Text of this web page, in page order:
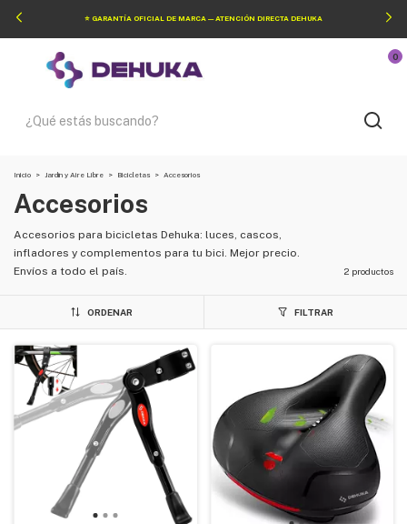
⭐ GARANTÍA OFICIAL DE MARCA — ATENCIÓN DIRECTA DEHUKA
0
Inicio > Jardín y Aire Libre > Bicicletas > Accesorios
Accesorios
Accesorios para bicicletas Dehuka: luces, cascos,
infladores y complementos para tu bici. Mejor precio.
Envíos a todo el país.
2 productos
ORDENAR FILTRAR